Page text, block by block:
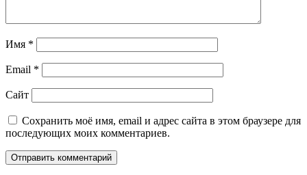
Имя *
Email *
Сайт
Сохранить моё имя, email и адрес сайта в этом браузере для
последующих моих комментариев.